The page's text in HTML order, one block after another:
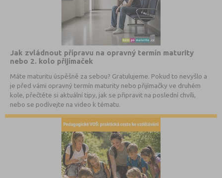
Jak zvládnout přípravu na opravný termín maturity
nebo 2. kolo přijímaček
Máte maturitu úspěšně za sebou? Gratulujeme. Pokud to nevyšlo a
je před vámi opravný termín maturity nebo přijímačky ve druhém
kole, přečtěte si aktuální tipy, jak se připravit na poslední chvíli,
nebo se podívejte na video k tématu.